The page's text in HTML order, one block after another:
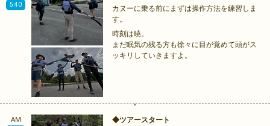
5:40
カヌーに乗る前にまずは操作方法を練習しま
す。
時刻は暁。
まだ眠気の残る方も徐々に目が覚めて頭がス
ッキリしていきますよ。
AM
◆ツアースタート